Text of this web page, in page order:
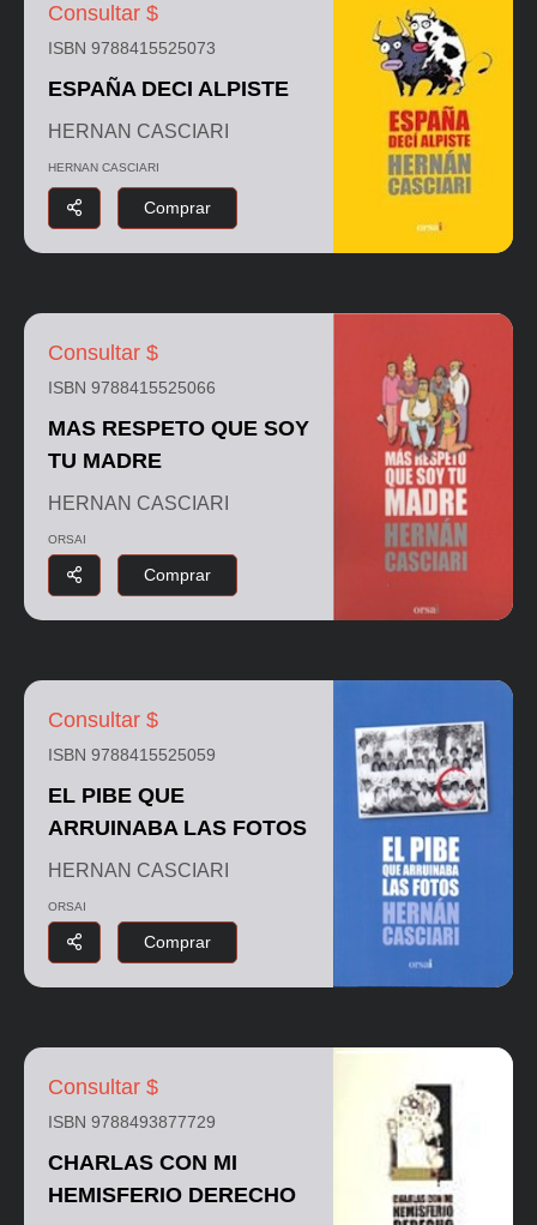
Consultar $
ISBN 9788415525073
ESPAÑA DECI ALPISTE
HERNAN CASCIARI
HERNAN CASCIARI
Comprar
Consultar $
ISBN 9788415525066
MAS RESPETO QUE SOY
TU MADRE
HERNAN CASCIARI
ORSAI
Comprar
Consultar $
ISBN 9788415525059
EL PIBE QUE
ARRUINABA LAS FOTOS
HERNAN CASCIARI
ORSAI
Comprar
Consultar $
ISBN 9788493877729
CHARLAS CON MI
HEMISFERIO DERECHO